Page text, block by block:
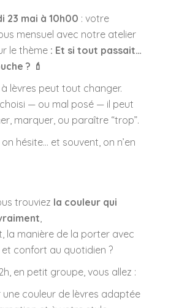
23 mai à 10h00 : votre
mensuel avec notre atelier
le thème : Et si tout passait…
? 💄
lèvres peut tout changer.
— ou mal posé — il peut
marquer, ou paraître “trop”.
hésite… et souvent, on n’en
trouviez la couleur qui
,
la manière de la porter avec
confort au quotidien ?
en petit groupe, vous allez :
une couleur de lèvres adaptée